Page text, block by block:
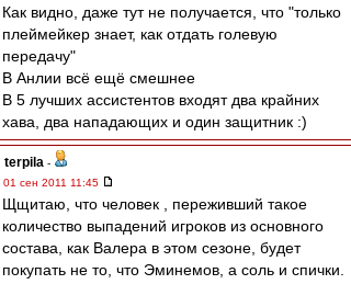
Как видно, даже тут не получается, что "только
плеймейкер знает, как отдать голевую
передачу"
В Анлии всё ещё смешнее
В 5 лучших ассистентов входят два крайних
хава, два нападающих и один защитник :)
terpila -
01 сен 2011 11:45
Щщитаю, что человек , переживший такое
количество выпадений игроков из основного
состава, как Валера в этом сезоне, будет
покупать не то, что Эминемов, а соль и спички.